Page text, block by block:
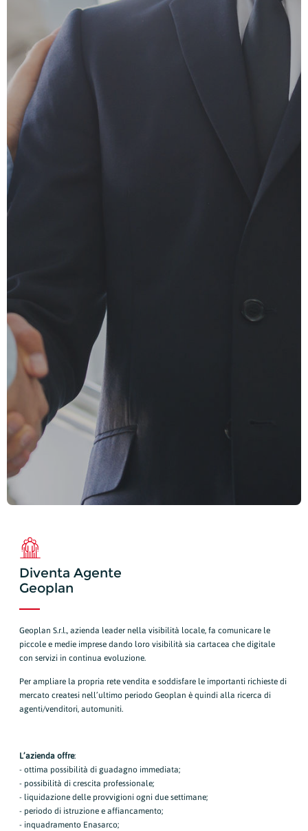
Diventa Agente
Geoplan
Geoplan S.r.l., azienda leader nella visibilità locale, fa comunicare le
piccole e medie imprese dando loro visibilità sia cartacea che digitale
con servizi in continua evoluzione.
Per ampliare la propria rete vendita e soddisfare le importanti richieste di
mercato createsi nell’ultimo periodo Geoplan è quindi alla ricerca di
agenti/venditori, automuniti.
L’azienda offre:
- ottima possibilità di guadagno immediata;
- possibilità di crescita professionale;
- liquidazione delle provvigioni ogni due settimane;
- periodo di istruzione e affiancamento;
- inquadramento Enasarco;